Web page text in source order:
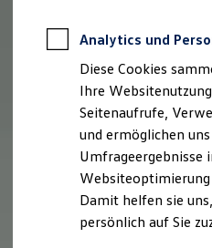
Professional
Behörden
Direktkunden
Anpfiff zum Gewinn
Elektromobilität
Elektroautos
ID. Tutorials
ID. EVERY1
Reichweite
Analytics und
Diese Cookies
Ihre
Seitenaufrufe,
und ermöglichen
Umfrageergebnisse
Damit helfen sie
persönlich auf Sie